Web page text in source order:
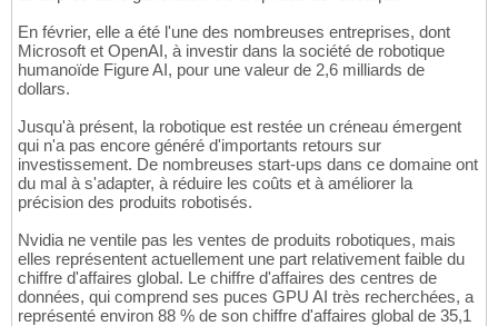
En février, elle a été l'une des nombreuses entreprises, dont
Microsoft et OpenAI, à investir dans la société de robotique
humanoïde Figure AI, pour une valeur de 2,6 milliards de
dollars.
Jusqu'à présent, la robotique est restée un créneau émergent
qui n'a pas encore généré d'importants retours sur
investissement. De nombreuses start-ups dans ce domaine ont
du mal à s'adapter, à réduire les coûts et à améliorer la
précision des produits robotisés.
Nvidia ne ventile pas les ventes de produits robotiques, mais
elles représentent actuellement une part relativement faible du
chiffre d'affaires global. Le chiffre d'affaires des centres de
données, qui comprend ses puces GPU AI très recherchées, a
représenté environ 88 % de son chiffre d'affaires global de 35,1